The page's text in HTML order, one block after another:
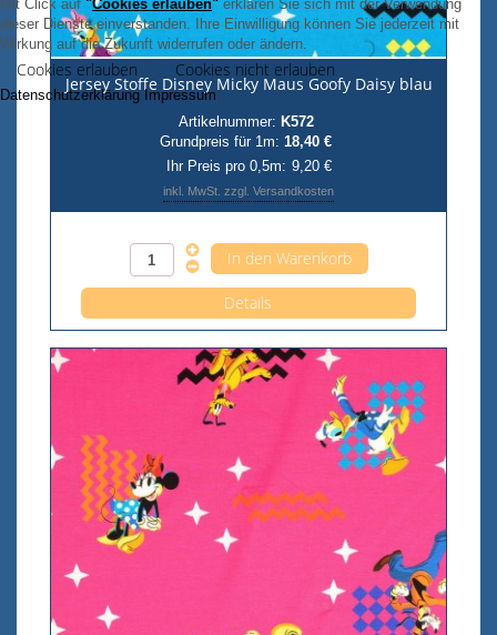
Jersey Stoffe Disney Micky Maus Goofy Daisy blau
Artikelnummer: K572
Grundpreis für 1m: 18,40 €
Ihr Preis pro 0,5m: 9,20 €
inkl. MwSt. zzgl. Versandkosten
Details
Mit Click auf "Cookies erlauben" erklären Sie sich mit der Verwendung
dieser Dienste einverstanden. Ihre Einwilligung können Sie jederzeit mit
Wirkung auf die Zukunft widerrufen oder ändern.
Cookies erlauben Cookies nicht erlauben
Datenschutzerklärung Impressum